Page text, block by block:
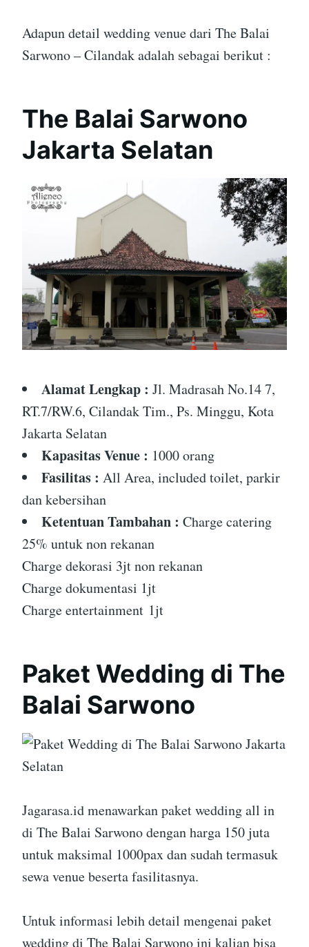
Adapun detail wedding venue dari The Balai
Sarwono – Cilandak adalah sebagai berikut :
The Balai Sarwono
Jakarta Selatan
Alamat Lengkap : Jl. Madrasah No.14 7,
RT.7/RW.6, Cilandak Tim., Ps. Minggu, Kota
Jakarta Selatan
Kapasitas Venue : 1000 orang
Fasilitas : All Area, included toilet, parkir
dan kebersihan
Ketentuan Tambahan : Charge catering
25% untuk non rekanan
Charge dekorasi 3jt non rekanan
Charge dokumentasi 1jt
Charge entertainment 1jt
Paket Wedding di The
Balai Sarwono
Jagarasa.id menawarkan paket wedding all in
di The Balai Sarwono dengan harga 150 juta
untuk maksimal 1000pax dan sudah termasuk
sewa venue beserta fasilitasnya.
Untuk informasi lebih detail mengenai paket
wedding di The Balai Sarwono ini kalian bisa